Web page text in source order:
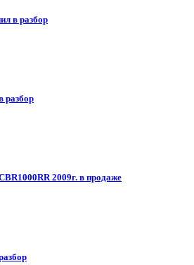
в разбор
разбор
2009г. в продаже